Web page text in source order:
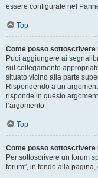
essere configurate nel
Top
Come posso sottoscrivere
Puoi aggiungere ai
sul collegamento
situato vicino alla parte
Rispondendo a un
risponde in questo
l’argomento.
Top
Come posso sottoscrivere
Per sottoscrivere un forum
forum”, in fondo alla